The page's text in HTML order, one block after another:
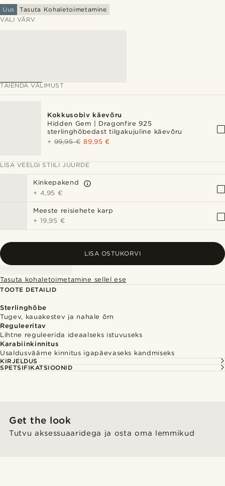
Uus
Tasuta Kohaletoimetamine
VALI VÄRV
TÄIENDA VÄLIMUST
Kokkusobiv käevõru
Hidden Gem | Dragonfire 925
sterlinghõbedast tilgakujuline käevõru
+99,95 € 89,95 €
LISA VEELGI STIILI JUURDE
Kinkepakend
+ 4,95 €
Meeste reisiehete karp
+ 19,95 €
LISA OSTUKORVI
Tasuta kohaletoimetamine sellel ese
TOOTE DETAILID
Sterlinghõbe
Tugev, kauakestev ja nahale õrn
Reguleeritav
Lihtne reguleerida ideaalseks istuvuseks
Karabiinkinnitus
Usaldusväärne kinnitus igapäevaseks kandmiseks
KIRJELDUS
SPETSIFIKATSIOONID
Get the look
Tutvu aksessuaaridega ja osta oma lemmikud